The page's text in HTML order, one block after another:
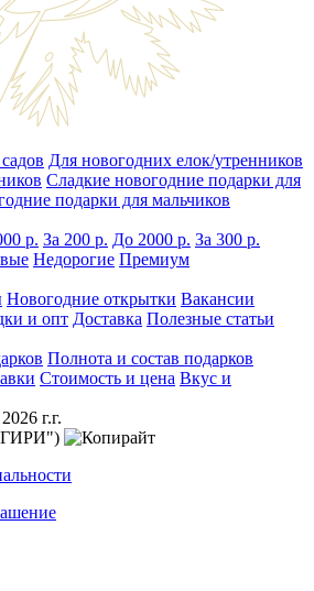
Для новогодних елок/утренников
Сладкие новогодние подарки для
подарки для мальчиков
р. За 200 р. До 2000 р. За 300 р.
Недорогие Премиум
Новогодние открытки Вакансии
и опт Доставка Полезные статьи
Полнота и состав подарков
Стоимость и цена Вкус и
г.г.